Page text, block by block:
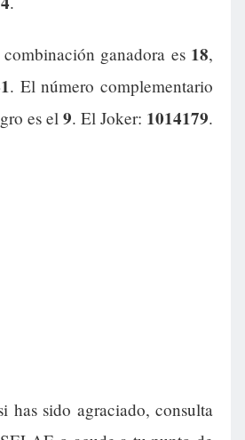
ganadora es 18,
. El número complementario
es el 9. El Joker: 1014179.
has sido agraciado, consulta